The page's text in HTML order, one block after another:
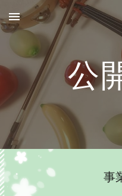
Skip to main content
公
事